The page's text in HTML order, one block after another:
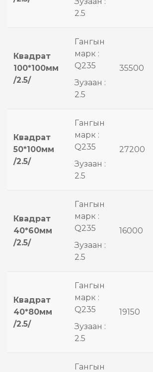
2.5
Квадрат
100*100мм
/2.5/
Гангын
марк :
Q235
Зузаан :
2.5
35500
Квадрат
50*100мм
/2.5/
Гангын
марк :
Q235
Зузаан :
2.5
27200
Квадрат
40*60мм
/2.5/
Гангын
марк :
Q235
Зузаан :
2.5
16000
Квадрат
40*80мм
/2.5/
Гангын
марк :
Q235
Зузаан :
2.5
19150
Гангын